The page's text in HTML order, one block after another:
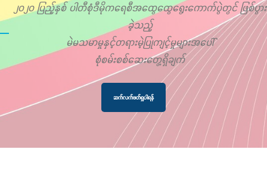
၂၀၂၀ ပြည့်နှစ် ပါတီစုံဒီမိုကရေစီအထွေထွေရွေးကောက်ပွဲတွင် ဖြစ်ပွား
ခဲ့သည့်
မဲမသမာမှုနှင့်တရားမဲ့ပြုကျင့်မှုများအပေါ်
စုံစမ်းစစ်ဆေးတွေ့ရှိချက်
ဆက်လက်ဖတ်ရှုပါရန်